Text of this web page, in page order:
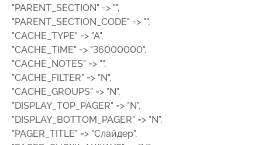
"PARENT_SECTION" => "",
"PARENT_SECTION_CODE" => "",
"CACHE_TYPE" => "A",
"CACHE_TIME" => "36000000",
"CACHE_NOTES" => "",
"CACHE_FILTER" => "N",
"CACHE_GROUPS" => "N",
"DISPLAY_TOP_PAGER" => "N",
"DISPLAY_BOTTOM_PAGER" => "N",
"PAGER_TITLE" => "Слайдер",